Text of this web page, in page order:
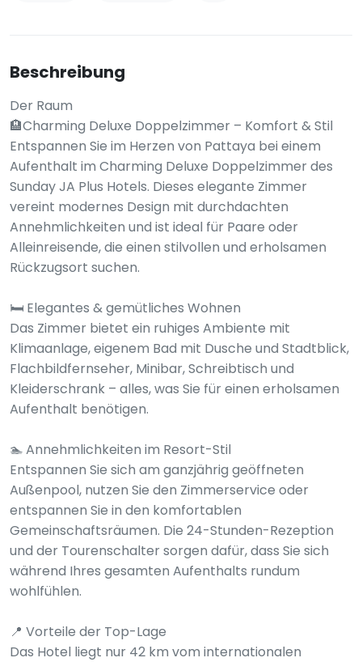
Beschreibung
Der Raum
🏨Charming Deluxe Doppelzimmer – Komfort & Stil
Entspannen Sie im Herzen von Pattaya bei einem
Aufenthalt im Charming Deluxe Doppelzimmer des
Sunday JA Plus Hotels. Dieses elegante Zimmer
vereint modernes Design mit durchdachten
Annehmlichkeiten und ist ideal für Paare oder
Alleinreisende, die einen stilvollen und erholsamen
Rückzugsort suchen.
🛏️ Elegantes & gemütliches Wohnen
Das Zimmer bietet ein ruhiges Ambiente mit
Klimaanlage, eigenem Bad mit Dusche und Stadtblick,
Flachbildfernseher, Minibar, Schreibtisch und
Kleiderschrank – alles, was Sie für einen erholsamen
Aufenthalt benötigen.
🏊 Annehmlichkeiten im Resort-Stil
Entspannen Sie sich am ganzjährig geöffneten
Außenpool, nutzen Sie den Zimmerservice oder
entspannen Sie in den komfortablen
Gemeinschaftsräumen. Die 24-Stunden-Rezeption
und der Tourenschalter sorgen dafür, dass Sie sich
während Ihres gesamten Aufenthalts rundum
wohlfühlen.
📍 Vorteile der Top-Lage
Das Hotel liegt nur 42 km vom internationalen